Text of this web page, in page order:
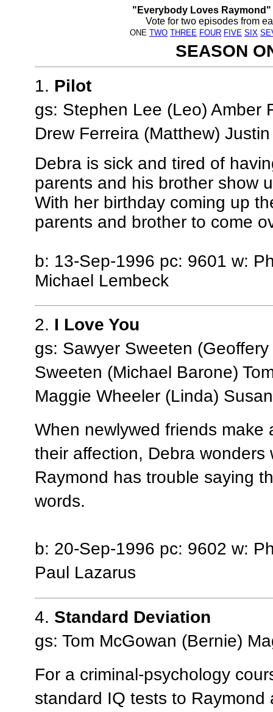
"Everybody Loves Raymond"
Vote for two episodes from
ONE TWO THREE FOUR FIVE SIX
SEASON
1. Pilot
gs: Stephen Lee (Leo) Amber
Drew Ferreira (Matthew)
Debra is sick and tired of
parents and his brother show
With her birthday coming up
parents and brother to come
b: 13-Sep-1996 pc: 9601 w:
Michael Lembeck
2. I Love You
gs: Sawyer Sweeten
Sweeten (Michael Barone)
Maggie Wheeler (Linda)
When newlywed friends make
their affection, Debra wonders
Raymond has trouble saying
words.
b: 20-Sep-1996 pc: 9602 w:
Paul Lazarus
4. Standard Deviation
gs: Tom McGowan (Bernie)
For a criminal-psychology
standard IQ tests to Raymond